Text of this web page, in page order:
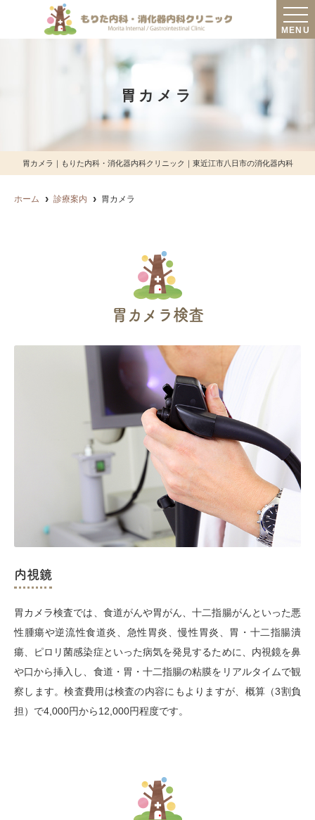
MENU
胃カメラ
胃カメラ｜もりた内科・消化器内科クリニック｜東近江市八日市の消化器内科
ホーム 診療案内 胃カメラ
胃カメラ検査
内視鏡
胃カメラ検査では、食道がんや胃がん、十二指腸がんといった悪
性腫瘍や逆流性食道炎、急性胃炎、慢性胃炎、胃・十二指腸潰
瘍、ピロリ菌感染症といった病気を発見するために、内視鏡を鼻
や口から挿入し、食道・胃・十二指腸の粘膜をリアルタイムで観
察します。検査費用は検査の内容にもよりますが、概算（3割負
担）で4,000円から12,000円程度です。